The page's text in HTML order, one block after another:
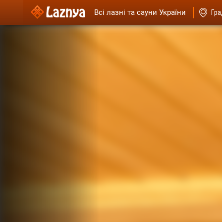
Всі лазні та сауни України